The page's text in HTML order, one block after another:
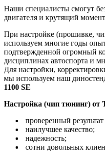
Наши специалисты смогут
двигателя и крутящий
При настройке (прошивке,
используем многие годы
подтвержденной огромный
дисциплинах автоспорта и
Для настройки,
мы используем наш
1100 SE
Настройка (чип тюнинг) от
проверенный
наилучшее качество;
надежность;
сотни довольных